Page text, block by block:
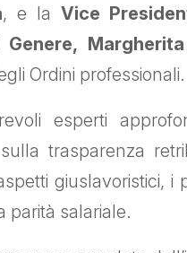
, e la Vice
Ordini professionali.
esperti
trasparenza
giuslavoristici, i
parità salariale.